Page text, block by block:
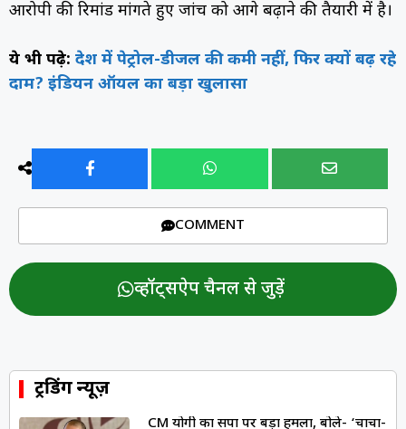
आरोपी की रिमांड मांगते हुए जांच को आगे बढ़ाने की तैयारी में है।
ये भी पढ़े: देश में पेट्रोल-डीजल की कमी नहीं, फिर क्यों बढ़ रहे
दाम? इंडियन ऑयल का बड़ा खुलासा
COMMENT
व्हॉट्सऐप चैनल से जुड़ें
ट्रेंडिंग न्यूज़
CM योगी का सपा पर बड़ा हमला, बोले- ‘चाचा-